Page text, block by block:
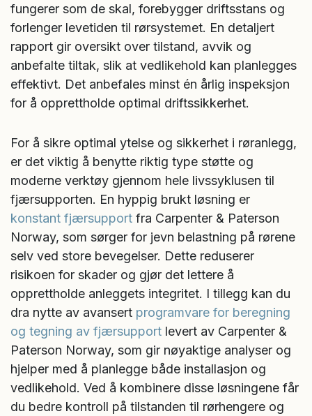
fungerer som de skal, forebygger driftsstans og
forlenger levetiden til rørsystemet. En detaljert
rapport gir oversikt over tilstand, avvik og
anbefalte tiltak, slik at vedlikehold kan planlegges
effektivt. Det anbefales minst én årlig inspeksjon
for å opprettholde optimal driftssikkerhet.
For å sikre optimal ytelse og sikkerhet i røranlegg,
er det viktig å benytte riktig type støtte og
moderne verktøy gjennom hele livssyklusen til
fjærsupporten. En hyppig brukt løsning er
konstant fjærsupport fra Carpenter & Paterson
Norway, som sørger for jevn belastning på rørene
selv ved store bevegelser. Dette reduserer
risikoen for skader og gjør det lettere å
opprettholde anleggets integritet. I tillegg kan du
dra nytte av avansert programvare for beregning
og tegning av fjærsupport levert av Carpenter &
Paterson Norway, som gir nøyaktige analyser og
hjelper med å planlegge både installasjon og
vedlikehold. Ved å kombinere disse løsningene får
du bedre kontroll på tilstanden til rørhengere og